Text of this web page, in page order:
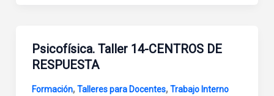
Psicofísica. Taller 14-CENTROS DE
RESPUESTA
Formación,Talleres para Docentes,Trabajo Interno